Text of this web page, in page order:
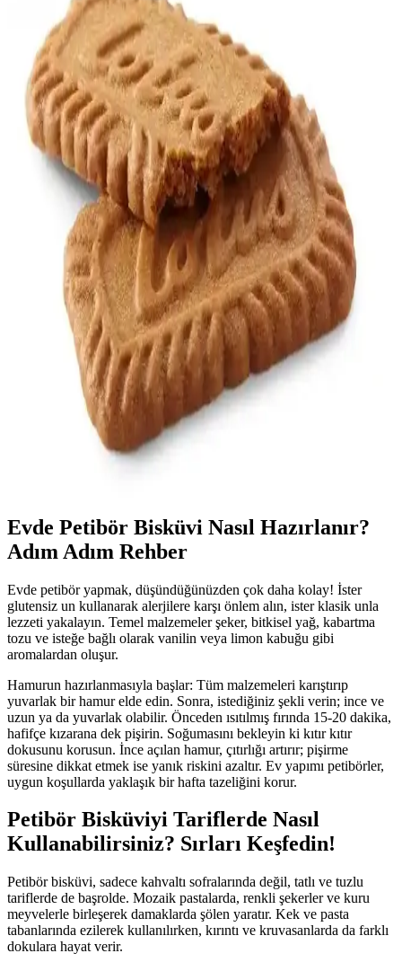
Oreo Kornet: Pratik ve Leziz Dondurma Seçeneği
Süpermarketlerde Bulunan Favori Tatlı
Oreo Kornet, bol Oreo parçalarıyla kremsi dondurma ve kıtır
bisküvi dokusuyla pratik ve lezzetli bir tatlı seçeneği. Yaz aylarında
ferahlatıcı, ekonomik ve kolay ulaşılabilir bir ürün.
Fiorella Bisküvi ve Pasta Ürünleri: Tarihçe,
Özellikler ve Pazar Konumlandırması
Fiorella, 1892'den beri Philadelphia'da tanınan, geleneksel tariflerle
yüksek kaliteyi buluşturan bir marka. Bisküvi ve pasta ürünleriyle
bölgesel pazarda güçlü konumda.
Sağlıklı Çikolatalı Burçak Bisküvi ve Atıştırmalık
Seçenekleri Analizi
Sağlıklı yaşamı benimseyenler için düşük şekerli, doğal içerikli ve
katkısız çikolatalı burçak bisküvi alternatifleri ile bilinçli atıştırmalık
Lotus Biscoff Karamelize Bisküvi 300 Adetlik
Paketlerle Tat ve Kalitenin Buluşması
Karamelize yapısıyla öne çıkan Lotus Biscoff bisküvi, 300 adetlik
paketleriyle hem ev hem de ticari kullanım için ideal, pratik ve
Evde Petibör Bisküvi Nasıl Hazırlanır?
Adım Adım Rehber
Evde petibör yapmak, düşündüğünüzden çok daha kolay! İster
glutensiz un kullanarak alerjilere karşı önlem alın, ister klasik unla
lezzeti yakalayın. Temel malzemeler şeker, bitkisel yağ, kabartma
tozu ve isteğe bağlı olarak vanilin veya limon kabuğu gibi
aromalardan oluşur.
Hamurun hazırlanmasıyla başlar: Tüm malzemeleri karıştırıp
yuvarlak bir hamur elde edin. Sonra, istediğiniz şekli verin; ince ve
uzun ya da yuvarlak olabilir. Önceden ısıtılmış fırında 15-20 dakika,
hafifçe kızarana dek pişirin. Soğumasını bekleyin ki kıtır kıtır
dokusunu korusun. İnce açılan hamur, çıtırlığı artırır; pişirme
süresine dikkat etmek ise yanık riskini azaltır. Ev yapımı petibörler,
uygun koşullarda yaklaşık bir hafta tazeliğini korur.
Petibör Bisküviyi Tariflerde Nasıl
Kullanabilirsiniz? Sırları Keşfedin!
Petibör bisküvi, sadece kahvaltı sofralarında değil, tatlı ve tuzlu
tariflerde de başrolde. Mozaik pastalarda, renkli şekerler ve kuru
meyvelerle birleşerek damaklarda şölen yaratır. Kek ve pasta
tabanlarında ezilerek kullanılırken, kırıntı ve kruvasanlarda da farklı
dokulara hayat verir.